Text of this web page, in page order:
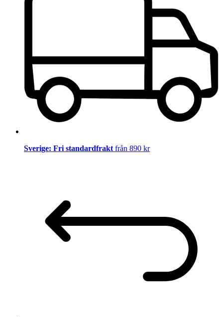
Sverige: Fri standardfrakt från 890 kr